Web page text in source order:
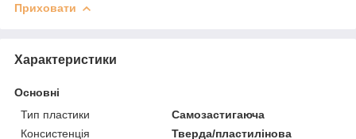
Приховати
Характеристики
Основні
Тип пластики
Самозастигаюча
Консистенція
Тверда/пластилінова